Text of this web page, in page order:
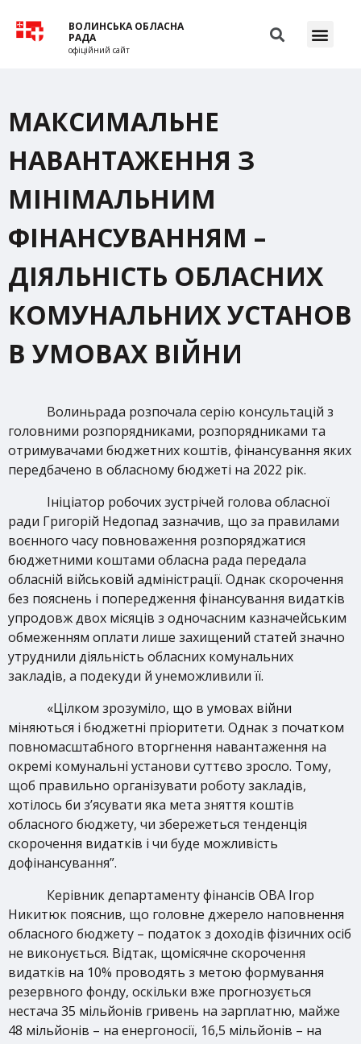
ВОЛИНСЬКА ОБЛАСНА
РАДА
офіційний сайт
МАКСИМАЛЬНЕ
НАВАНТАЖЕННЯ З
МІНІМАЛЬНИМ
ФІНАНСУВАННЯМ –
ДІЯЛЬНІСТЬ ОБЛАСНИХ
КОМУНАЛЬНИХ УСТАНОВ
В УМОВАХ ВІЙНИ
Волиньрада розпочала серію консультацій з
головними розпорядниками, розпорядниками та
отримувачами бюджетних коштів, фінансування яких
передбачено в обласному бюджеті на 2022 рік.
Ініціатор робочих зустрічей голова обласної
ради Григорій Недопад зазначив, що за правилами
воєнного часу повноваження розпоряджатися
бюджетними коштами обласна рада передала
обласній військовій адміністрації. Однак скорочення
без пояснень і попередження фінансування видатків
упродовж двох місяців з одночасним казначейським
обмеженням оплати лише захищений статей значно
утруднили діяльність обласних комунальних
закладів, а подекуди й унеможливили її.
«Цілком зрозуміло, що в умовах війни
міняються і бюджетні пріоритети. Однак з початком
повномасштабного вторгнення навантаження на
окремі комунальні установи суттєво зросло. Тому,
щоб правильно організувати роботу закладів,
хотілось би з’ясувати яка мета зняття коштів
обласного бюджету, чи збережеться тенденція
скорочення видатків і чи буде можливість
дофінансування”.
Керівник департаменту фінансів ОВА Ігор
Никитюк пояснив, що головне джерело наповнення
обласного бюджету – податок з доходів фізичних осіб
не виконується. Відтак, щомісячне скорочення
видатків на 10% проводять з метою формування
резервного фонду, оскільки вже прогнозується
нестача 35 мільйонів гривень на зарплатню, майже
48 мільйонів – на енергоносії, 16,5 мільйонів – на